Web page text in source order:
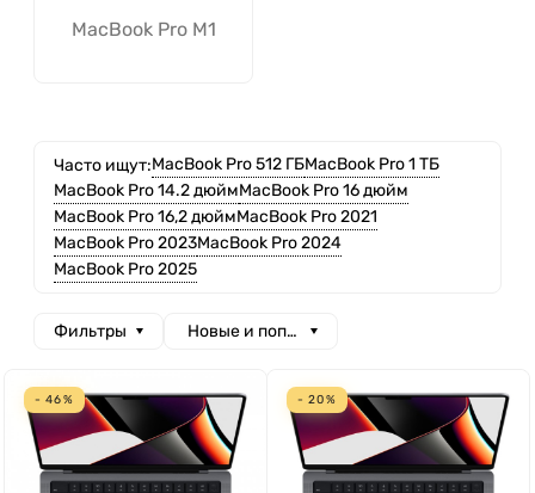
MacBook Pro M1
Часто ищут:MacBook Pro 512 ГБMacBook Pro 1 ТБ
MacBook Pro 14.2 дюймMacBook Pro 16 дюйм
MacBook Pro 16,2 дюймMacBook Pro 2021
MacBook Pro 2023MacBook Pro 2024
MacBook Pro 2025
Фильтры Новые и популярные
- 46% - 20%